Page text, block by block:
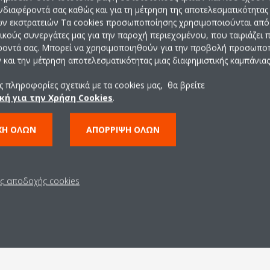
με την υποστήριξη της επακόλουθης φροντίδας . Η
προστασίας Daikin360ώστε να συνεχίζεται η λειτουργία του
από μια πηγή
την υποστήριξη σε ότι χρειάζεστε. Μπορούμε να
εγκατάστασή σας και να την υλοποιήσουμε για εσάς. Οι
τις μάρκες εξοπλισμών HVAC και τα συστήματα ελέγχου.
προσωρινές λύσεις ψύξης για την διασφάλιση μιας
να διαχειριζόμαστε όλες τις λεπτομέρειες έργου από άκρο σε
εμπεριέχονται στον
έναν σημαντικό βαθμό λεπτομερειών και
σας καθώς και για τη μέτρηση της
εκστρατειών Τα cookies προσωποποίησης χρησιμοποιούνται
συνεργάτες μας για την παροχή περιεχομένου, που ταιριάζει
σας. Μπορεί να χρησιμοποιηθούν για την προβολή
την μέτρηση αποτελεσματικότητας μιας διαφημιστικής καμπάνιας
πληροφορίες σχετικά με τα cookies μας, θα βρείτε
για την Χρήση Cookies.
ΌΛΩΝ ΑΠΌΡΡΙΨΗ ΌΛΩΝ
αποδοχής cookies